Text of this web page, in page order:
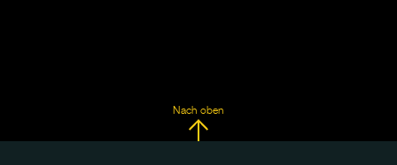
Nach oben